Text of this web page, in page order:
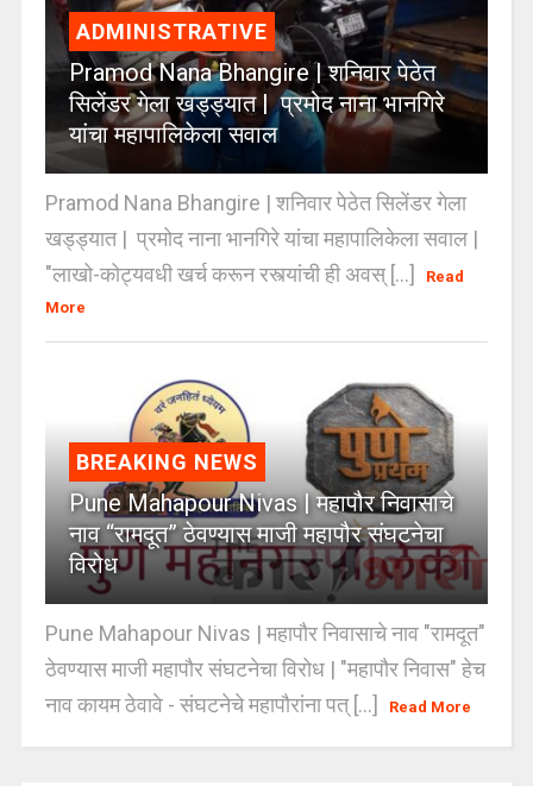
ADMINISTRATIVE
Pramod Nana Bhangire | शनिवार पेठेत
सिलेंडर गेला खड्ड्यात | प्रमोद नाना भानगिरे
यांचा महापालिकेला सवाल
Pramod Nana Bhangire | शनिवार पेठेत सिलेंडर गेला
खड्ड्यात | प्रमोद नाना भानगिरे यांचा महापालिकेला सवाल |
"लाखो-कोट्यवधी खर्च करून रस्त्यांची ही अवस् [...]
Read
More
BREAKING NEWS
Pune Mahapour Nivas | महापौर निवासाचे
नाव “रामदूत” ठेवण्यास माजी महापौर संघटनेचा
विरोध
Pune Mahapour Nivas | महापौर निवासाचे नाव "रामदूत"
ठेवण्यास माजी महापौर संघटनेचा विरोध | "महापौर निवास" हेच
नाव कायम ठेवावे - संघटनेचे महापौरांना पत् [...]
Read More